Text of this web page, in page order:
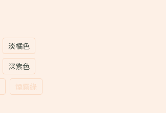
淡橘色
深紫色
煙霧綠